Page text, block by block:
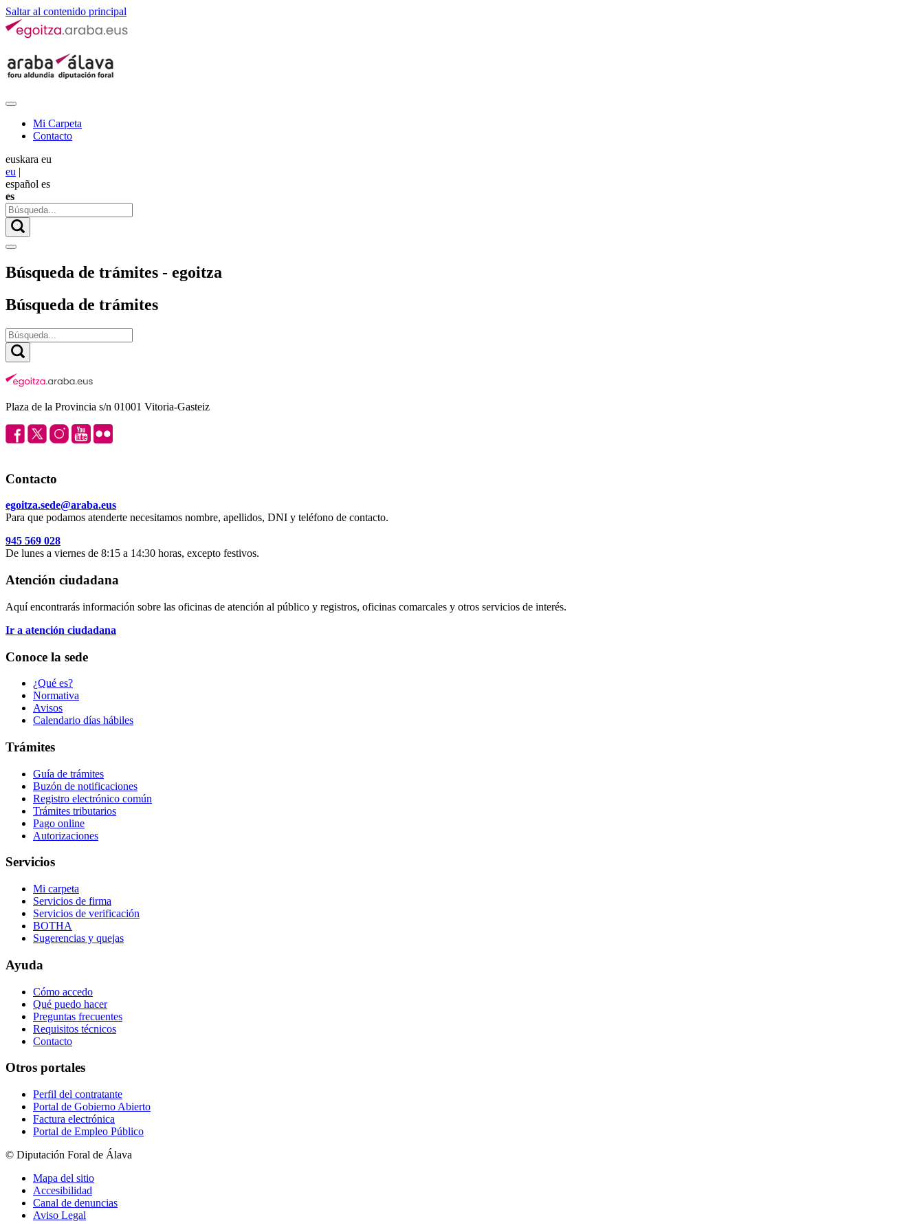
Saltar al contenido principal
Mi Carpeta
Contacto
euskara eu
eu |
español es
es
Búsqueda de trámites - egoitza
Búsqueda de trámites
Plaza de la Provincia s/n 01001 Vitoria-Gasteiz
Contacto
egoitza.sede@araba.eus
Para que podamos atenderte necesitamos nombre, apellidos, DNI y teléfono de contacto.
945 569 028
De lunes a viernes de 8:15 a 14:30 horas, excepto festivos.
Atención ciudadana
Aquí encontrarás información sobre las oficinas de atención al público y registros, oficinas comarcales y otros servicios de interés.
Ir a atención ciudadana
Conoce la sede
¿Qué es?
Normativa
Avisos
Calendario días hábiles
Trámites
Guía de trámites
Buzón de notificaciones
Registro electrónico común
Trámites tributarios
Pago online
Autorizaciones
Servicios
Mi carpeta
Servicios de firma
Servicios de verificación
BOTHA
Sugerencias y quejas
Ayuda
Cómo accedo
Qué puedo hacer
Preguntas frecuentes
Requisitos técnicos
Contacto
Otros portales
Perfil del contratante
Portal de Gobierno Abierto
Factura electrónica
Portal de Empleo Público
© Diputación Foral de Álava
Mapa del sitio
Accesibilidad
Canal de denuncias
Aviso Legal